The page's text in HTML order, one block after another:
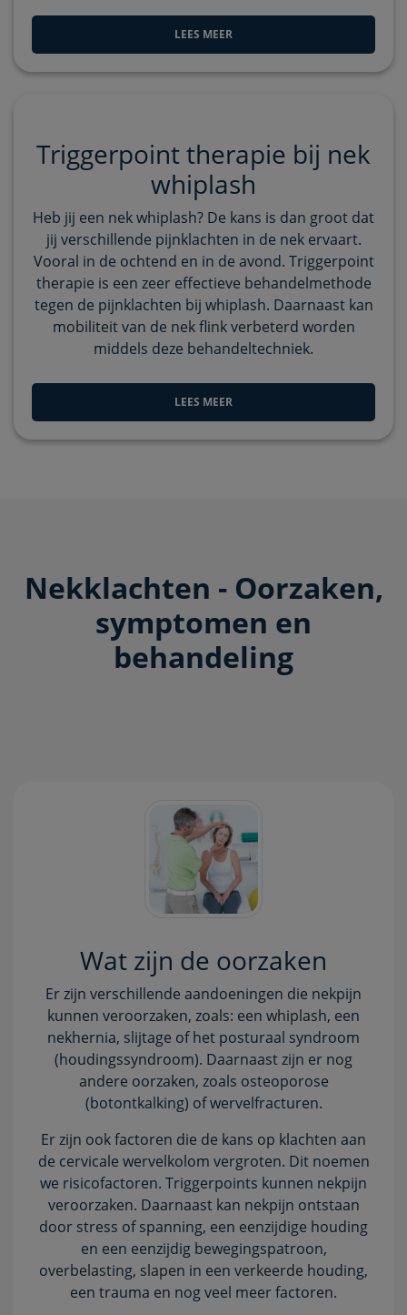
LEES MEER
Triggerpoint therapie bij nek
whiplash
Heb jij een nek whiplash? De kans is dan groot dat
jij verschillende pijnklachten in de nek ervaart.
Vooral in de ochtend en in de avond. Triggerpoint
therapie is een zeer effectieve behandelmethode
tegen de pijnklachten bij whiplash. Daarnaast kan
mobiliteit van de nek flink verbeterd worden
middels deze behandeltechniek.
LEES MEER
Nekklachten - Oorzaken,
symptomen en
behandeling
Wat zijn de oorzaken
Er zijn verschillende aandoeningen die nekpijn
kunnen veroorzaken, zoals: een whiplash, een
nekhernia, slijtage of het posturaal syndroom
(houdingssyndroom). Daarnaast zijn er nog
andere oorzaken, zoals osteoporose
(botontkalking) of wervelfracturen.
Er zijn ook factoren die de kans op klachten aan
de cervicale wervelkolom vergroten. Dit noemen
we risicofactoren. Triggerpoints kunnen nekpijn
veroorzaken. Daarnaast kan nekpijn ontstaan
door stress of spanning, een eenzijdige houding
en een eenzijdig bewegingspatroon,
overbelasting, slapen in een verkeerde houding,
een trauma en nog veel meer factoren.